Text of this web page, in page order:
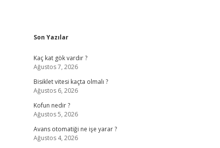
Sidebar
Son Yazılar
Kaç kat gök vardır ?
Ağustos 7, 2026
Bisiklet vitesi kaçta olmalı ?
Ağustos 6, 2026
Kofun nedir ?
Ağustos 5, 2026
Avans otomatiği ne işe yarar ?
Ağustos 4, 2026